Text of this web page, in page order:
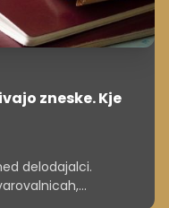
zneske. Kje
delodajalci.